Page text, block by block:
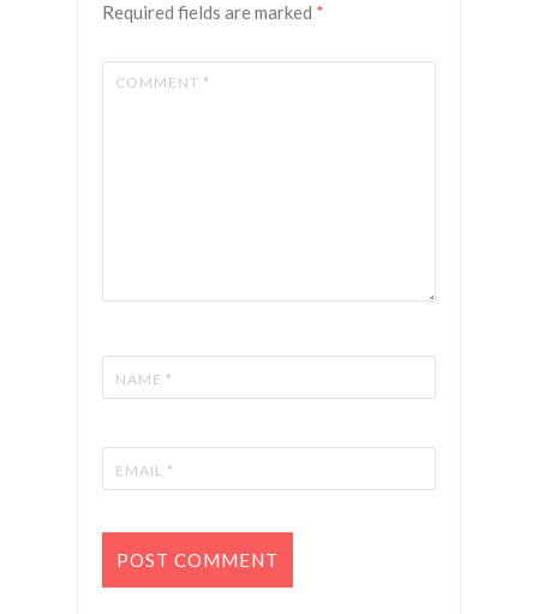
Required fields are marked *